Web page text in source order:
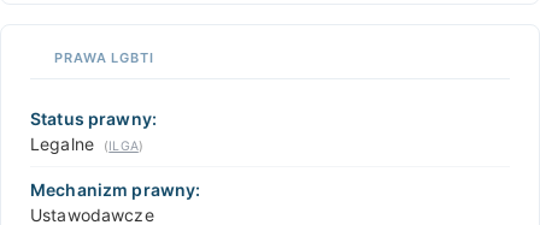
PRAWA LGBTI
Status prawny:
Legalne
(ILGA)
Mechanizm prawny:
Ustawodawcze